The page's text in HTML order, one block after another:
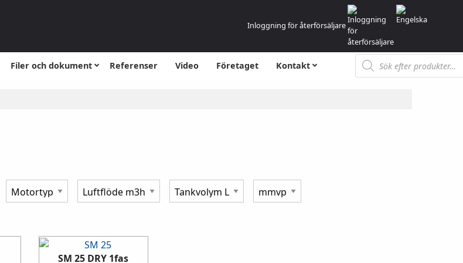
Inloggning för återförsäljare
Filer och dokument Referenser Video Företaget Kontakt Produktsökning
SM 25 DRY 1fas